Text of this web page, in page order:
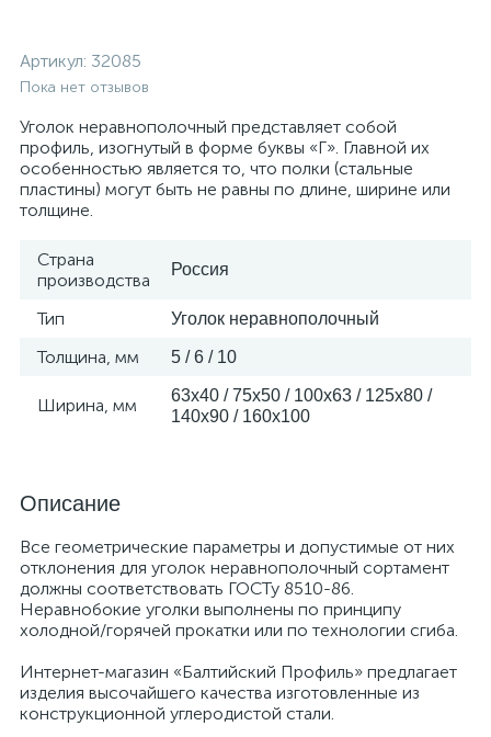
Артикул: 32085
Пока нет отзывов
Уголок неравнополочный представляет собой
профиль, изогнутый в форме буквы «Г». Главной их
особенностью является то, что полки (стальные
пластины) могут быть не равны по длине, ширине или
толщине.
Страна
производства
Россия
Тип Уголок неравнополочный
Толщина, мм 5 / 6 / 10
Ширина, мм
63х40 / 75х50 / 100х63 / 125х80 /
140х90 / 160х100
Описание
Все геометрические параметры и допустимые от них
отклонения для уголок неравнополочный сортамент
должны соответствовать ГОСТу 8510-86.
Неравнобокие уголки выполнены по принципу
холодной/горячей прокатки или по технологии сгиба.
Интернет-магазин «Балтийский Профиль» предлагает
изделия высочайшего качества изготовленные из
конструкционной углеродистой стали.